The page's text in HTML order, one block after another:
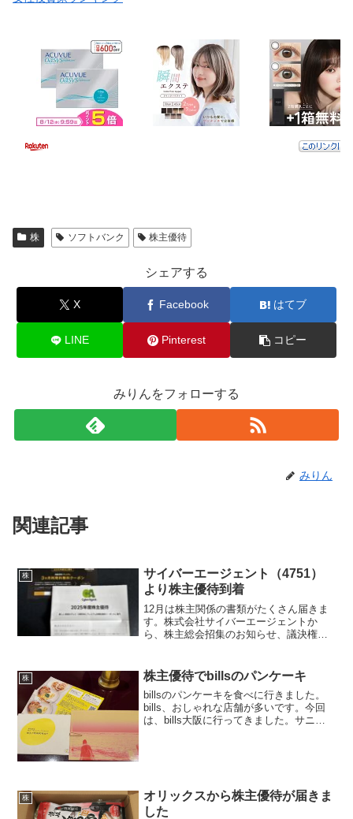
株 ソフトバンク 株主優待
シェアする
X Facebook はてブ
LINE Pinterest コピー
みりんをフォローする
みりん
関連記事
株
サイバーエージェント（4751）
より株主優待到着
12月は株主関係の書類がたくさん届きま
す。株式会社サイバーエージェントか
ら、株主総会招集のお知らせ、議決権行
ーネットにて、行使できます。株主優待
お楽しみの2025年度株...
株 株主優待でbillsのパンケーキ
billsのパンケーキを食べに行きました。
bills、おしゃれな店舗が多いです。今回
は、bills大阪に行ってきました。サニー
株
オリックスから株主優待が届きま
した